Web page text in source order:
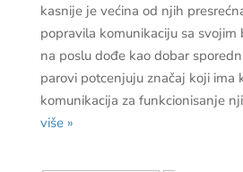
kasnije je većina od njih
popravila komunikaciju sa
na poslu dođe kao dobar
parovi potcenjuju značaj koji ima
komunikacija za funkcionisanje
više »